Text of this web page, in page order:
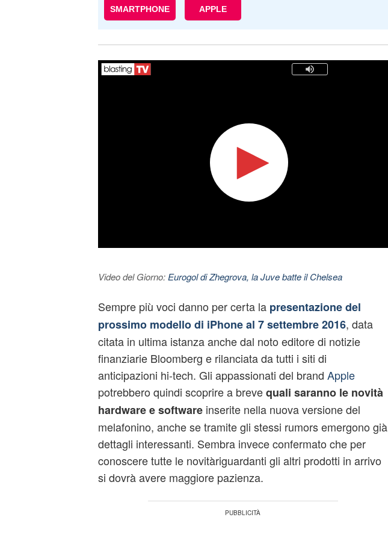
SMARTPHONE APPLE
Video del Giorno: Eurogol di Zhegrova, la Juve batte il Chelsea
Sempre più voci danno per certa la presentazione del
prossimo modello di iPhone al 7 settembre 2016, data
citata in ultima istanza anche dal noto editore di notizie
finanziarie Bloomberg e rilanciata da tutti i siti di
anticipazioni hi-tech. Gli appassionati del brand Apple
potrebbero quindi scoprire a brevequali saranno le novità
hardware e softwareinserite nella nuova versione del
melafonino, anche se tramite gli stessi rumors emergono già
dettagli interessanti. Sembra invece confermato che per
conoscere tutte le novitàriguardanti gli altri prodotti in arrivo
si dovrà avere maggiore pazienza.